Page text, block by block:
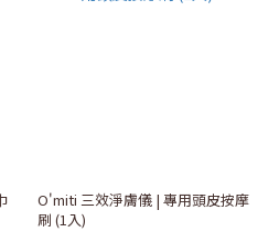
O'miti 三效淨膚儀 | 專用頭皮按摩
刷 (1入)